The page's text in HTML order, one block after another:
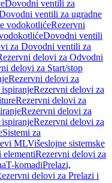
Dovodni ventili za
ventili za ugradne
vodokotlićeRezervni
Dovodni ventili
za Dovodni ventili za
delovi za Odvodni
delovi za Start/stop
Rezervni delovi za
Rezervni delovi za
Rezervni delovi za
Rezervni delovi za
Rezervni delovi za
Sistemi za
MLVišeslojne sistemske
elementiRezervni delovi za
T-komadiPrelazi,
delovi za Prelazi i